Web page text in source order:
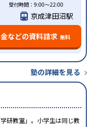
受付時間：9:00〜22:00
京成津田沼駅
などの資料請求 無料
塾の詳細を見る
研教室」。小学生は同じ教